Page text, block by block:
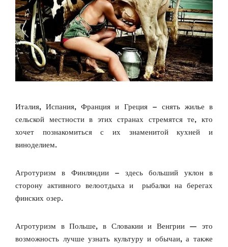
Италия, Испания, Франция и Греция – снять жилье в
сельской местности в этих странах стремятся те, кто
хочет познакомиться с их знаменитой кухней и
виноделием.
Агротуризм в Финляндии – здесь больший уклон в
сторону активного велоотдыха и рыбалки на берегах
финских озер.
Агротуризм в Польше, в Словакии и Венгрии — это
возможность лучше узнать культуру и обычаи, а также